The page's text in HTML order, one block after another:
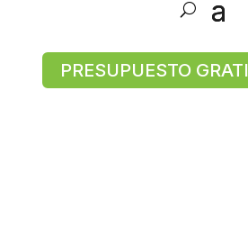
PRESUPUESTO